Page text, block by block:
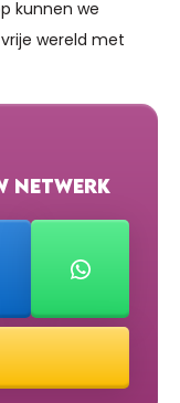
kunnen we
wereld met
NETWERK